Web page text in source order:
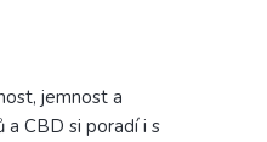
jemnost a
a CBD si poradí i s